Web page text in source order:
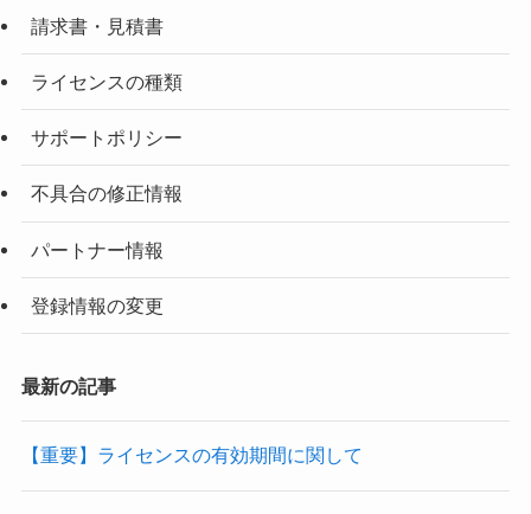
請求書・見積書
ライセンスの種類
サポートポリシー
不具合の修正情報
パートナー情報
登録情報の変更
最新の記事
【重要】ライセンスの有効期間に関して